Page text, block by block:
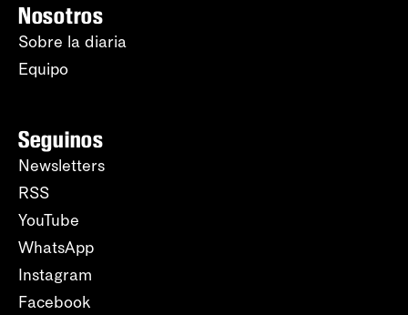
Nosotros
Sobre la diaria
Equipo
Seguinos
Newsletters
RSS
YouTube
WhatsApp
Instagram
Facebook